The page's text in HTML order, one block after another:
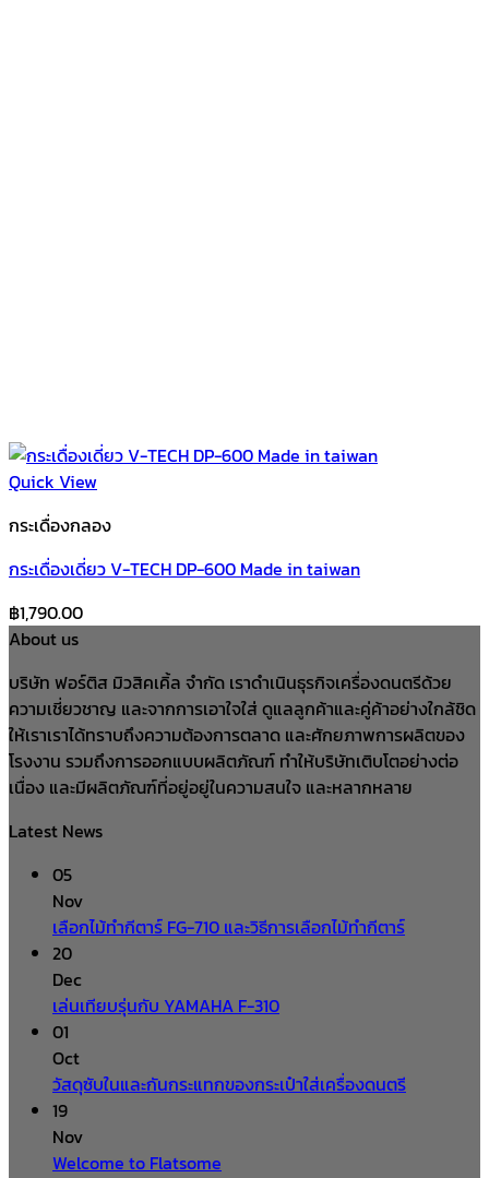
Quick View
กระเดื่องกลอง
กระเดื่องเดี่ยว V-TECH DP-600 Made in taiwan
฿1,790.00
About us
บริษัท ฟอร์ติส มิวสิคเคิ้ล จำกัด เราดำเนินธุรกิจเครื่องดนตรีด้วย
ความเชี่ยวชาญ และจากการเอาใจใส่ ดูแลลูกค้าและคู่ค้าอย่างใกล้ชิด
ให้เราเราได้ทราบถึงความต้องการตลาด และศักยภาพการผลิตของ
โรงงาน รวมถึงการออกแบบผลิตภัณฑ์ ทำให้บริษัทเติบโตอย่างต่อ
เนื่อง และมีผลิตภัณฑ์ที่อยู่อยู่ในความสนใจ และหลากหลาย
Latest News
05
Nov
เลือกไม้ทำกีตาร์ FG-710 และวิธีการเลือกไม้ทำกีตาร์
20
Dec
เล่นเทียบรุ่นกับ YAMAHA F-310
01
Oct
วัสดุซับในและกันกระแทกของกระเป๋าใส่เครื่องดนตรี
19
Nov
Welcome to Flatsome